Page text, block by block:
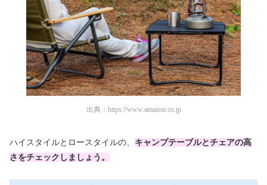
出典： https://www.amazon.co.jp
ハイスタイルとロースタイルの、 キャンプテーブルとチェアの高
さをチェックしましょう。